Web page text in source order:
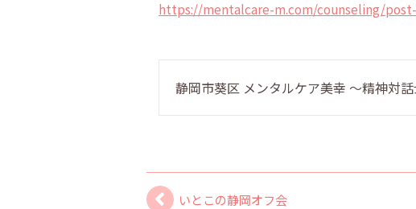
https://mentalcare-m.com/counseling/
静岡市葵区 メンタルケア美幸 〜精神対
いとこの静岡オフ会